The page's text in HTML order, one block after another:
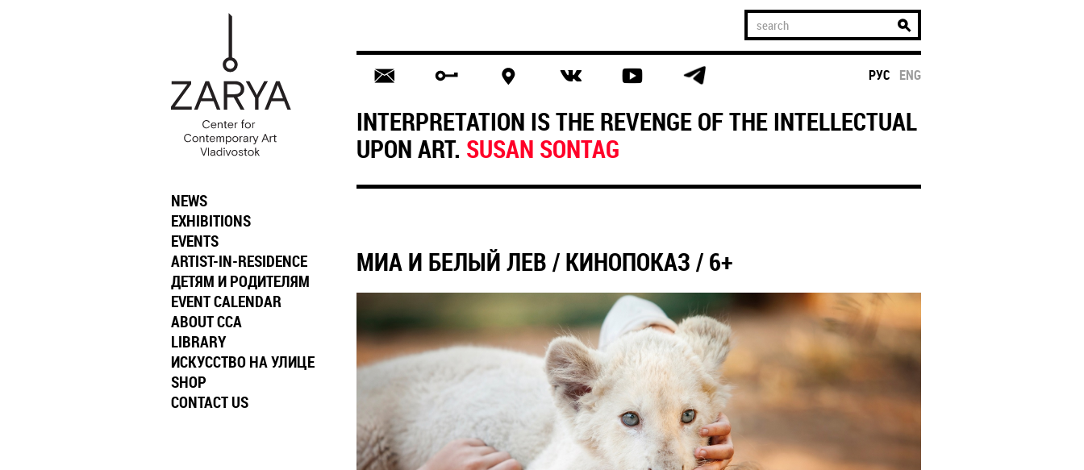
РУС ENG
INTERPRETATION IS THE REVENGE OF THE INTELLECTUAL
UPON ART. SUSAN SONTAG
МИА И БЕЛЫЙ ЛЕВ / КИНОПОКАЗ / 6+
NEWS
EXHIBITIONS
EVENTS
ARTIST-IN-RESIDENCE
ДЕТЯМ И РОДИТЕЛЯМ
EVENT CALENDAR
ABOUT CCA
LIBRARY
ИСКУССТВО НА УЛИЦЕ
SHOP
CONTACT US